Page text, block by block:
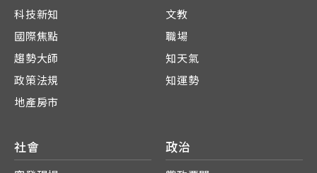
科技新知
國際焦點
趨勢大師
政策法規
地產房市
文教
職場
知天氣
知運勢
社會 政治